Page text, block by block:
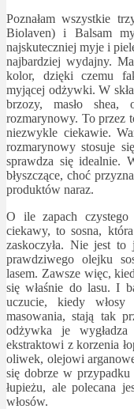
Poznałam wszystkie
Biolaven) i Balsam
najskuteczniej myje i
najbardziej wydajny.
kolor, dzięki czemu
myjącej odżywki. W
brzozy, masło
rozmarynowy. To przez
niezwykle ciekawie.
rozmarynowy stosuje
sprawdza się idealnie.
błyszczące, choć
produktów naraz.
O ile zapach
ciekawy, to sosna,
zaskoczyła. Nie jest to
prawdziwego olejku
lasem. Zawsze więc,
się właśnie do lasu. I
uczucie, kiedy
masowania, stają tak
odżywka je
ekstraktowi z korzenia
oliwek, olejowi
się dobrze w przypadku
łupieżu, ale polecana
włosów.